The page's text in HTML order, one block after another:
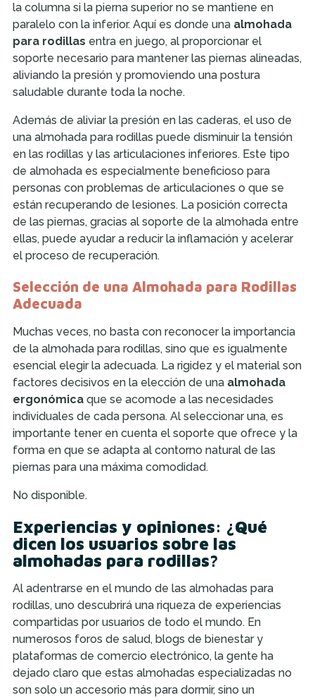
la columna si la pierna superior no se mantiene en
paralelo con la inferior. Aquí es donde una almohada
para rodillas entra en juego, al proporcionar el
soporte necesario para mantener las piernas alineadas,
aliviando la presión y promoviendo una postura
saludable durante toda la noche.
Además de aliviar la presión en las caderas, el uso de
una almohada para rodillas puede disminuir la tensión
en las rodillas y las articulaciones inferiores. Este tipo
de almohada es especialmente beneficioso para
personas con problemas de articulaciones o que se
están recuperando de lesiones. La posición correcta
de las piernas, gracias al soporte de la almohada entre
ellas, puede ayudar a reducir la inflamación y acelerar
el proceso de recuperación.
Selección de una Almohada para Rodillas
Adecuada
Muchas veces, no basta con reconocer la importancia
de la almohada para rodillas, sino que es igualmente
esencial elegir la adecuada. La rigidez y el material son
factores decisivos en la elección de una almohada
ergonómica que se acomode a las necesidades
individuales de cada persona. Al seleccionar una, es
importante tener en cuenta el soporte que ofrece y la
forma en que se adapta al contorno natural de las
piernas para una máxima comodidad.
No disponible.
Experiencias y opiniones: ¿Qué
dicen los usuarios sobre las
almohadas para rodillas?
Al adentrarse en el mundo de las almohadas para
rodillas, uno descubrirá una riqueza de experiencias
compartidas por usuarios de todo el mundo. En
numerosos foros de salud, blogs de bienestar y
plataformas de comercio electrónico, la gente ha
dejado claro que estas almohadas especializadas no
son solo un accesorio más para dormir, sino un